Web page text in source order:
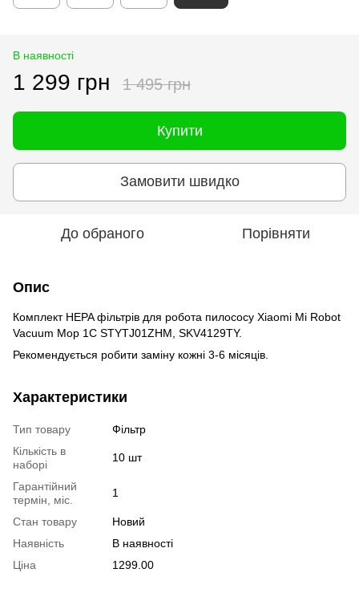
В наявності
1 299 грн 1 495 грн
Купити
Замовити швидко
До обраного Порівняти
Опис
Комплект HEPA фільтрів для робота пилососу Xiaomi Mi Robot
Vacuum Mop 1С STYTJ01ZHM, SKV4129TY.
Рекомендується робити заміну кожні 3-6 місяців.
Характеристики
Тип товару
Фільтр
Кількість в
наборі
10 шт
Гарантійний
термін, міс.
1
Стан товару
Новий
Наявність
В наявності
Ціна
1299.00